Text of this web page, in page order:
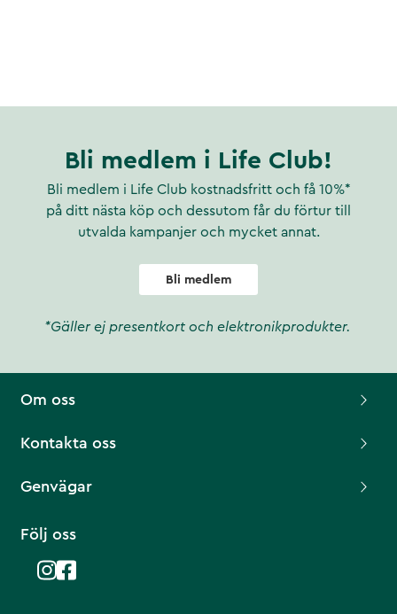
Bli medlem i Life Club!
Bli medlem i Life Club kostnadsfritt och få 10%*
på ditt nästa köp och dessutom får du förtur till
utvalda kampanjer och mycket annat.
Bli medlem
*Gäller ej presentkort och elektronikprodukter.
Om oss
Kontakta oss
Genvägar
Följ oss